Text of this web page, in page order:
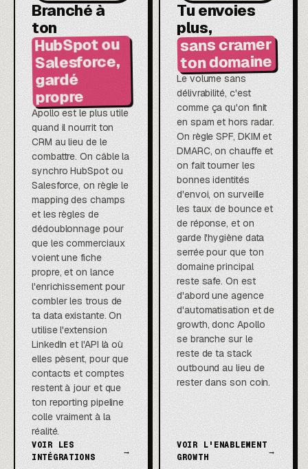
Branché à
ton
HubSpot ou
Salesforce,
gardé
propre
Apollo est le plus utile
quand il nourrit ton
CRM au lieu de le
combattre. On câble la
synchro HubSpot ou
Salesforce, on règle le
mapping des champs
et les règles de
dédoublonnage pour
que les commerciaux
voient une fiche
propre, et on lance
l'enrichissement pour
combler les trous de
ta data existante. On
utilise l'extension
LinkedIn et l'API là où
elles pèsent, pour que
contacts et comptes
restent à jour et que
ton reporting pipeline
colle vraiment à la
réalité.
VOIR LES
INTÉGRATIONS
→
Tu envoies
plus,
sans cramer
ton domaine
Le volume sans
délivrabilité, c'est
comme ça qu'on finit
en spam et hors radar.
On règle SPF, DKIM et
DMARC, on chauffe et
on fait tourner les
bonnes identités
d'envoi, on surveille
les taux de bounce et
de réponse, et on
garde l'hygiène data
serrée pour que ton
domaine principal
reste safe. On est
d'abord une agence
d'automatisation et de
growth, donc Apollo
se branche sur le
reste de ta stack
outbound au lieu de
rester dans son coin.
VOIR L'ENABLEMENT
GROWTH
→